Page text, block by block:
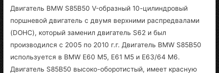
Двигатель BMW S85B50 V-образный 10-цилиндровый
поршневой двигатель с двумя верхними распредвалами
(DOHC), который заменил двигатель S62 и был
производился с 2005 по 2010 г.г. Двигатель BMW S85B50
используется в BMW E60 M5, E61 M5 и E63/64 M6.
Двигатель S85B50 высоко-оборотистый, имеет красную